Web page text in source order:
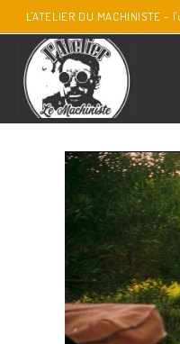
L'ATELIER DU MACHINISTE -